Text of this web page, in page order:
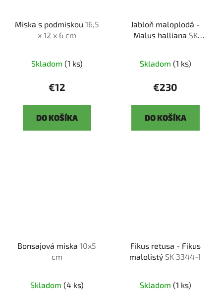
Miska s podmiskou 16,5
x 12 x 6 cm
Skladom (1 ks)
€12
DO KOŠÍKA
Jabloň maloplodá -
Malus halliana SK
Skladom (1 ks)
€230
DO KOŠÍKA
Bonsajová miska 10x5
cm
Skladom (4 ks)
Fikus retusa - Fikus
malolistý SK 3344-1
Skladom (1 ks)